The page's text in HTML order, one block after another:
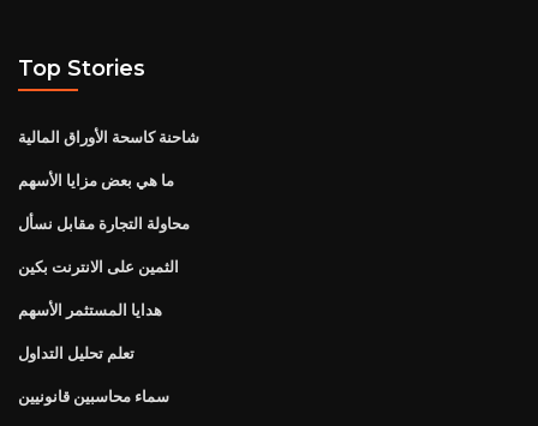
Top Stories
شاحنة كاسحة الأوراق المالية
ما هي بعض مزايا الأسهم
محاولة التجارة مقابل نسأل
الثمين على الانترنت بكين
هدايا المستثمر الأسهم
تعلم تحليل التداول
سماء محاسبين قانونيين